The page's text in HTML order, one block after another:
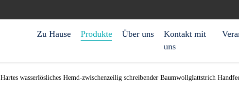
Zu Hause Produkte Über uns
Kontakt mit
uns
Hartes wasserlösliches Hemd-zwischenzeilig schreibender Baumwollglattstrich